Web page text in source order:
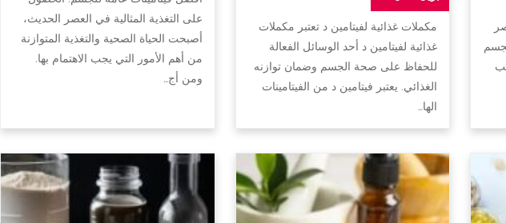
مكملات غذائية لفيتامين د تعتبر مكملات
غذائية لفيتامين د أحد الوسائل الفعالة
للحفاظ على صحة الجسم وضمان توازنه
الغذائي. يعتبر فيتامين د من الفيتامينات
الها…
على التغذية المثالية في العصر الحديث،
أصبحت الحياة الصحية والتغذية المتوازنة
من أهم الأمور التي يجب الاهتمام بها.
ومن أج…